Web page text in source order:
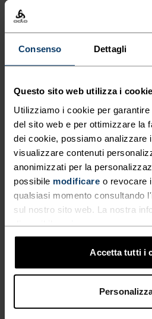
Consenso Dettagli
Questo sito web utilizza i cookie
Utilizziamo i cookie per
del sito web e per ottimizzare la
dei cookie, possiamo analizzare
visualizzare contenuti
anonimizzati per la
possibile modificare o revocare
qualsiasi momento consultando
sul nostro sito web. La nostra
Accetta tutti i
%
Pantaloni X-Alp 3L
399,95 €
%
Leggings Da Running
Zeroweight Print
99,95 €
% % %
Pantaloni Da Sci Di Fondo
99,95 €